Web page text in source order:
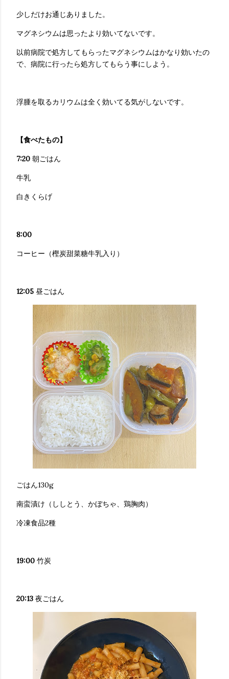
少しだけお通じありました。
マグネシウムは思ったより効いてないです。
以前病院で処方してもらったマグネシウムはかなり効いたの
で、病院に行ったら処方してもらう事にしよう。
浮腫を取るカリウムは全く効いてる気がしないです。
【食べたもの】
7:20 朝ごはん
牛乳
白きくらげ
8:00
コーヒー（樫炭甜菜糖牛乳入り）
12:05 昼ごはん
ごはん130g
南蛮漬け（ししとう、かぼちゃ、鶏胸肉）
冷凍食品2種
19:00 竹炭
20:13 夜ごはん